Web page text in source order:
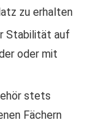
zu erhalten
Stabilität auf
oder mit
stets
Fächern